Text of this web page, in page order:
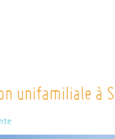
unifamiliale à